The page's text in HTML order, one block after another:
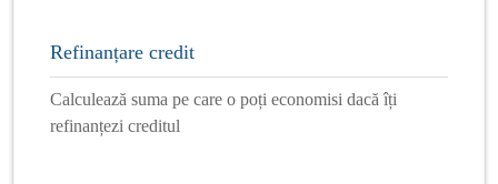
Refinanțare credit
Calculează suma pe care o poți economisi dacă îți
refinanțezi creditul